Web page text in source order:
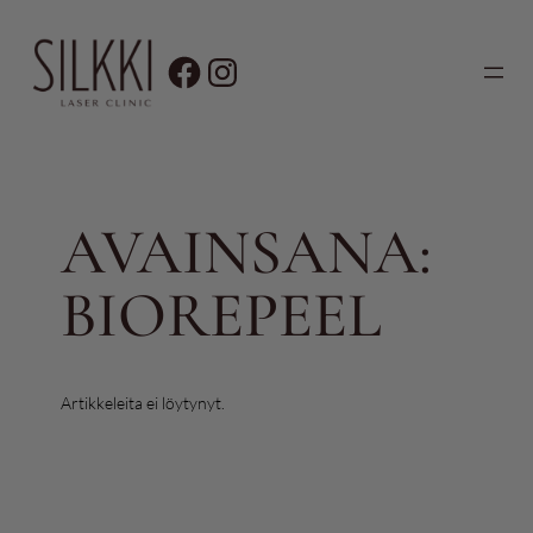
sisältöön
AVAINSANA:
BIOREPEEL
Artikkeleita ei löytynyt.